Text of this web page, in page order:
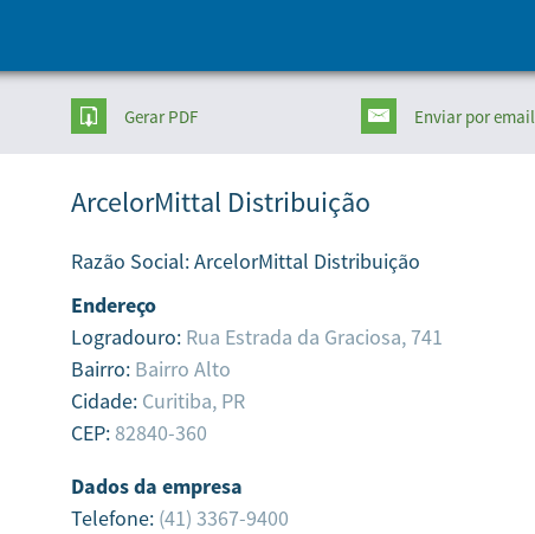
Gerar PDF Enviarpor email
ArcelorMittal Distribuição
Razão Social:ArcelorMittal Distribuição
Endereço
Logradouro: Rua Estrada da Graciosa, 741
Bairro: Bairro Alto
Cidade: Curitiba, PR
CEP:82840-360
Dados da empresa
Telefone: (41) 3367-9400